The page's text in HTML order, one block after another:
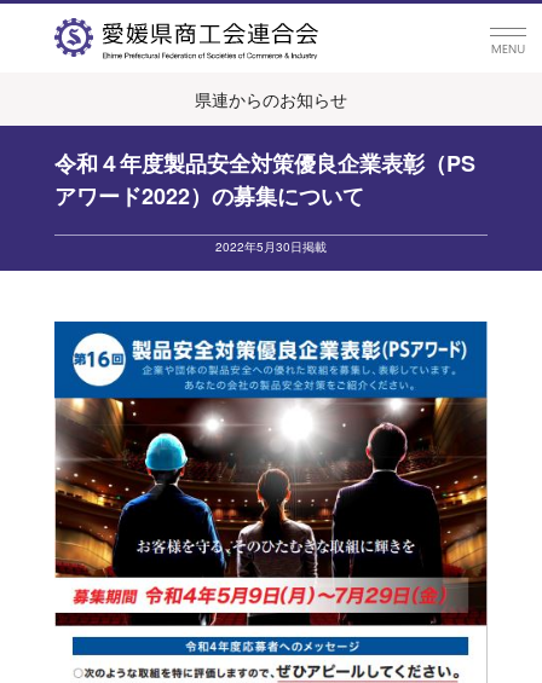
県連からのお知らせ
令和４年度製品安全対策優良企業表彰（PS
アワード2022）の募集について
2022年5月30日掲載